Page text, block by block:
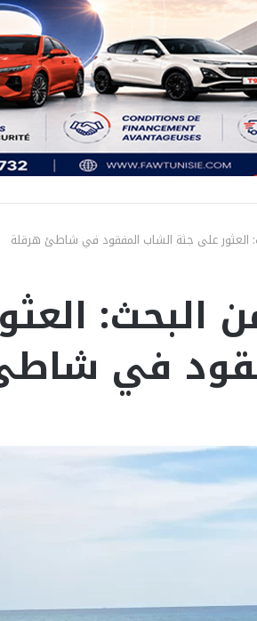
من البحث:
في